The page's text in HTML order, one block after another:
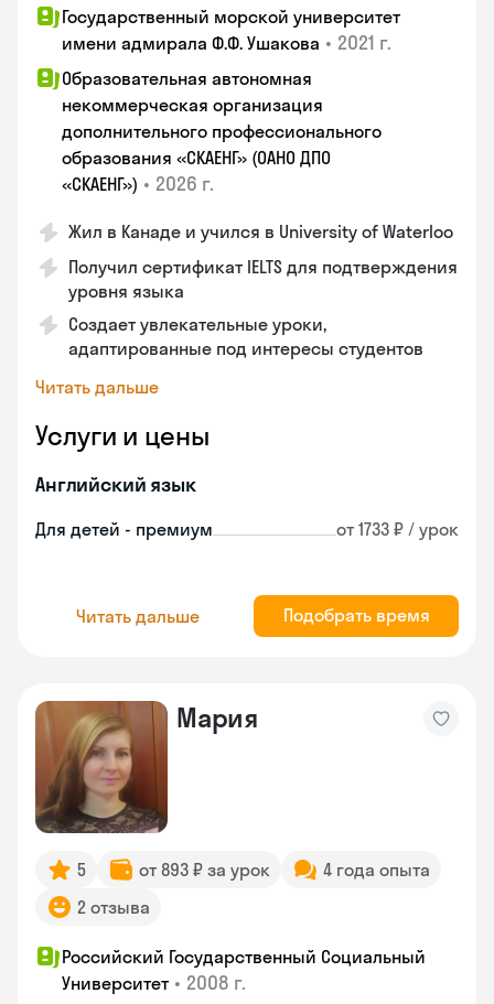
Государственный морской университет
имени адмирала Ф.Ф. Ушакова • 2021 г.
Образовательная автономная
некоммерческая организация
дополнительного профессионального
образования «СКАЕНГ» (ОАНО ДПО
«СКАЕНГ») • 2026 г.
Жил в Канаде и учился в University of Waterloo
Получил сертификат IELTS для подтверждения
уровня языка
Создает увлекательные уроки,
адаптированные под интересы студентов
Читать дальше
Услуги и цены
Английский язык
Для детей - премиум от 1733 ₽ / урок
Читать дальше Подобрать время
Мария
5 от 893 ₽ за урок
4 года опыта
2 отзыва
Российский Государственный Социальный
Университет • 2008 г.